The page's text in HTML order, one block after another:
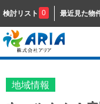
検討リスト 0 最近見た物
地域情報